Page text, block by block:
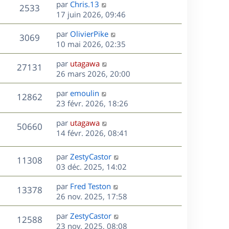
n
i
e
r
m
e
s
s
a
g
e
2533V
u
s
D
e
r
n
i
e
r
m
e
s
s
a
g
e
par Chris.13
17 juin 2026, 09:46
3069V
u
e
s
D
e
r
n
i
e
r
m
e
s
s
a
g
e
par OlivierPike
10 mai 2026, 02:35
27131
u
e
s
D
e
r
n
i
e
r
m
e
s
s
a
g
e
par utagawa
26 mars 2026, 20:00
12862V
u
D
e
r
n
i
e
r
m
e
s
s
a
g
e
par emoulin
23 févr. 2026, 18:26
50660V
u
e
D
e
n
i
e
r
m
e
s
s
par utagawa
14 févr. 2026, 08:41
11308V
u
e
s
D
e
r
n
i
e
r
par ZestyCastor
03 déc. 2025, 14:02
13378V
u
e
D
e
r
n
i
par Fred Teston
26 nov. 2025, 17:58
12588V
D
e
par ZestyCastor
23 nov. 2025, 08:08